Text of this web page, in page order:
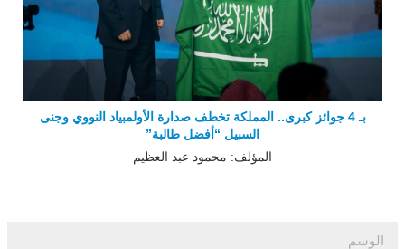
بـ 4 جوائز كبرى.. المملكة تخطف صدارة الأولمبياد النووي وجنى
السبيل “أفضل طالبة”
المؤلف: محمود عبد العظيم
الوسم